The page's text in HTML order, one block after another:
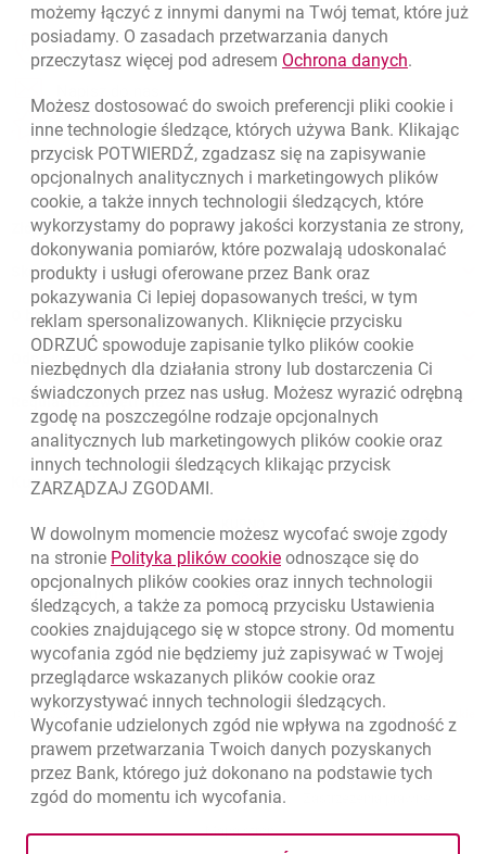
Znajdź placówkę lub bankomat otwiera się w nowej karcie
Oceń nas otwiera się w nowej karcie
Złóż wniosek przez internet
Skontaktuj się ze Specjalistą
O banku
Kursy wymiany walut
Kursy wymiany walut. Data aktualizacji: 10.08.2026, 06:44:18
WALUTA KUPNO SPRZEDAŻ
EUR 4.1385 4.461
USD 3.8606
CHF 4.4296 4.7748
GBP 4.8326 5.2092
10.08.2026, 06:44:18
Odpowiedzialny biznes
Regulacje zewnętrzne
Ochrona danychotwiera się w nowej karcie
Ustawieniacookies
Mapa stronyotwiera się w nowej karcie
możemy łączyć z innymi danymi na Twój temat, które już
posiadamy. O zasadach przetwarzania danych
przeczytasz więcej pod adresem Ochrona danychlink
.
Możesz dostosować do swoich preferencji pliki cookie i
inne technologie śledzące, których używa Bank. Klikając
przycisk POTWIERDŹ, zgadzasz się na zapisywanie
opcjonalnych analitycznych i marketingowych plików
cookie, a także innych technologii śledzących, które
wykorzystamy do poprawy jakości korzystania ze strony,
dokonywania pomiarów, które pozwalają udoskonalać
produkty i usługi oferowane przez Bank oraz
pokazywania Ci lepiej dopasowanych treści, w tym
reklam spersonalizowanych. Kliknięcie przycisku
ODRZUĆ spowoduje zapisanie tylko plików cookie
niezbędnych dla działania strony lub dostarczenia Ci
świadczonych przez nas usług. Możesz wyrazić odrębną
zgodę na poszczególne rodzaje opcjonalnych
analitycznych lub marketingowych plików cookie oraz
innych technologii śledzących klikając przycisk
ZARZĄDZAJ ZGODAMI.
W dowolnym momencie możesz wycofać swoje zgody
na stronie Polityka plików cookielink otwiera się w nowym
odnoszące się do
opcjonalnych plików cookies oraz innych technologii
śledzących, a także za pomocą przycisku Ustawienia
cookies znajdującego się w stopce strony. Od momentu
wycofania zgód nie będziemy już zapisywać w Twojej
przeglądarce wskazanych plików cookie oraz
wykorzystywać innych technologii śledzących.
Wycofanie udzielonych zgód nie wpływa na zgodność z
prawem przetwarzania Twoich danych pozyskanych
przez Bank, którego już dokonano na podstawie tych
zgód do momentu ich wycofania.